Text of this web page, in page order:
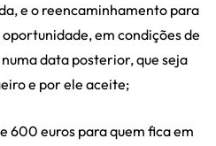
e o reencaminhamento para
em condições de
data posterior, que seja
e por ele aceite;
600 euros para quem fica em